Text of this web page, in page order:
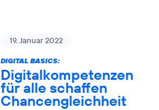
19. Januar 2022
DIGITAL BASICS:
Digitalkompetenzen
für alle schaffen
Chancengleichheit